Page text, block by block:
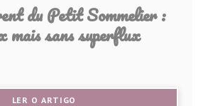
du Petit Sommelier :
mais sans superflux
LER O ARTIGO